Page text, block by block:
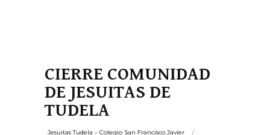
CIERRE COMUNIDAD
DE JESUITAS DE
TUDELA
Jesuitas Tudela – Colegio San Francisco Javier